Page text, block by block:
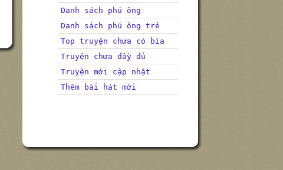
Danh sách phú ông
Danh sách phú ông trẻ
Top truyện chưa có bìa
Truyện chưa đầy đủ
Truyện mới cập nhật
Thêm bài hát mới